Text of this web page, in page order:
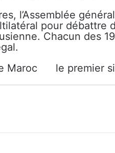
l’Assemblée
pour débattre
Chacun des
Maroc le premier